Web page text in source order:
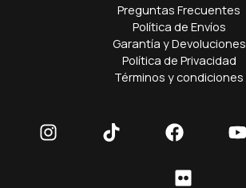
Preguntas Frecuentes
Política de Envíos
Garantía y Devoluciones
Política de Privacidad
Términos y condiciones